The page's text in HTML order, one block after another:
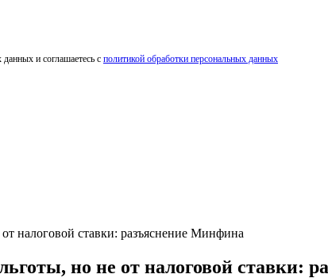
и соглашаетесь с политикой обработки персональных данных
налоговой ставки: разъяснение Минфина
но не от налоговой ставки: